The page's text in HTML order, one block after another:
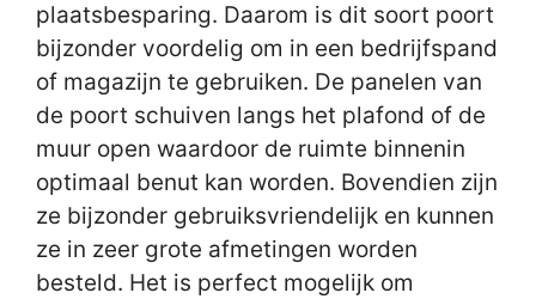
plaatsbesparing. Daarom is dit soort poort
bijzonder voordelig om in een bedrijfspand
of magazijn te gebruiken. De panelen van
de poort schuiven langs het plafond of de
muur open waardoor de ruimte binnenin
optimaal benut kan worden. Bovendien zijn
ze bijzonder gebruiksvriendelijk en kunnen
ze in zeer grote afmetingen worden
besteld. Het is perfect mogelijk om